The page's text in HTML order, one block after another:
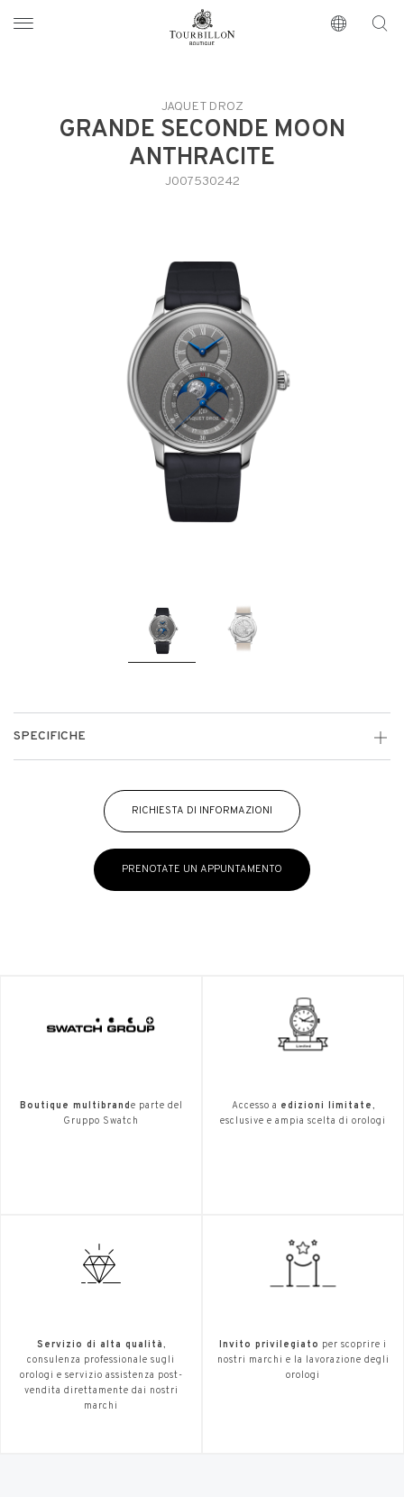
https://www.tourbillon.com/index.php/it
JAQUET DROZ
GRANDE SECONDE MOON
ANTHRACITE
J007530242
SPECIFICHE
RICHIESTA DI INFORMAZIONI
PRENOTATE UN APPUNTAMENTO
Boutique multibrand e parte del
Gruppo Swatch
Accesso a edizioni limitate,
esclusive e ampia scelta di orologi
Servizio di alta qualità,
consulenza professionale sugli
orologi e servizio assistenza post-
vendita direttamente dai nostri
marchi
Invito privilegiato per scoprire i
nostri marchi e la lavorazione degli
orologi